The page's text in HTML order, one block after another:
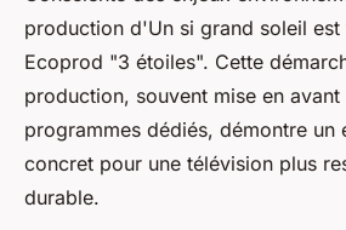
production d'Un si grand soleil est
Ecoprod "3 étoiles". Cette
production, souvent mise en
programmes dédiés, démontre un
concret pour une télévision plus
durable.